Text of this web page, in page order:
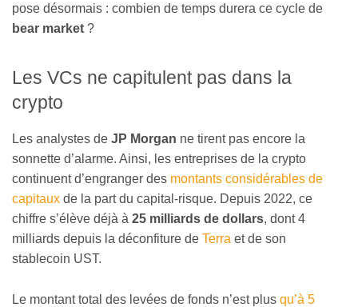
pose désormais : combien de temps durera ce cycle de
bear market ?
Les VCs ne capitulent pas dans la
crypto
Les analystes de JP Morgan ne tirent pas encore la
sonnette d’alarme. Ainsi, les entreprises de la crypto
continuent d’engranger des montants considérables de
capitaux de la part du capital-risque. Depuis 2022, ce
chiffre s’élève déjà à 25 milliards de dollars, dont 4
milliards depuis la déconfiture de Terra et de son
stablecoin UST.
Le montant total des levées de fonds n’est plus qu’à 5